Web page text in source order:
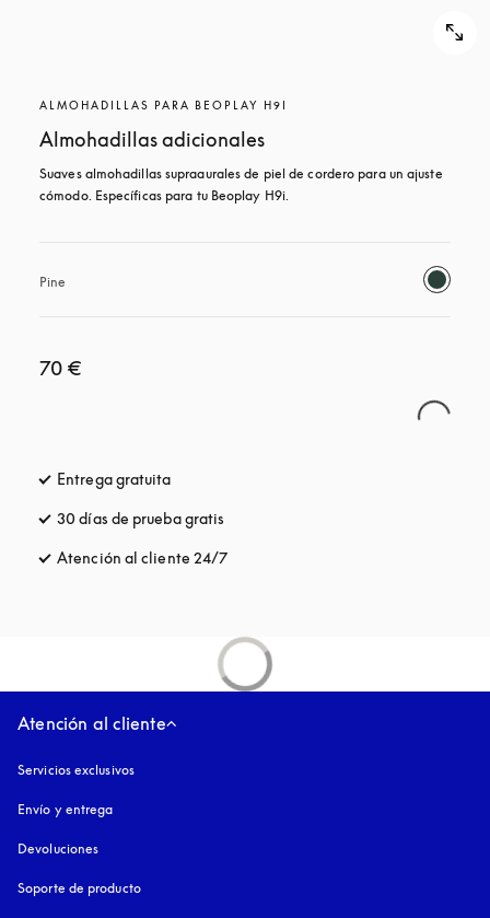
ALMOHADILLAS PARA BEOPLAY H9I
Almohadillas adicionales
Suaves almohadillas supraaurales de piel de cordero para un ajuste
cómodo. Específicas para tu Beoplay H9i.
Pine
70 €
Entrega gratuita
30 días de prueba gratis
Atención al cliente 24/7
Atención al cliente
Servicios exclusivos
Envío y entrega
Devoluciones
Soporte de producto